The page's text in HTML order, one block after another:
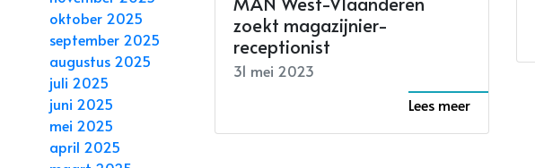
zoekt magazijnier-
receptionist
31 mei 2023
Lees meer
oktober 2025
september 2025
augustus 2025
juli 2025
juni 2025
mei 2025
april 2025